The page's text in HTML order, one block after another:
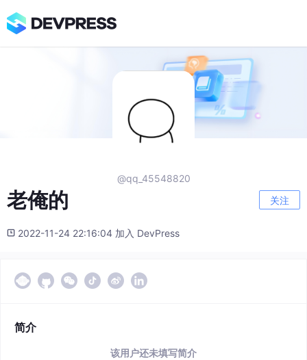
@qq_45548820
老俺的 关注
2022-11-24 22:16:04 加入 DevPress
简介
该用户还未填写简介